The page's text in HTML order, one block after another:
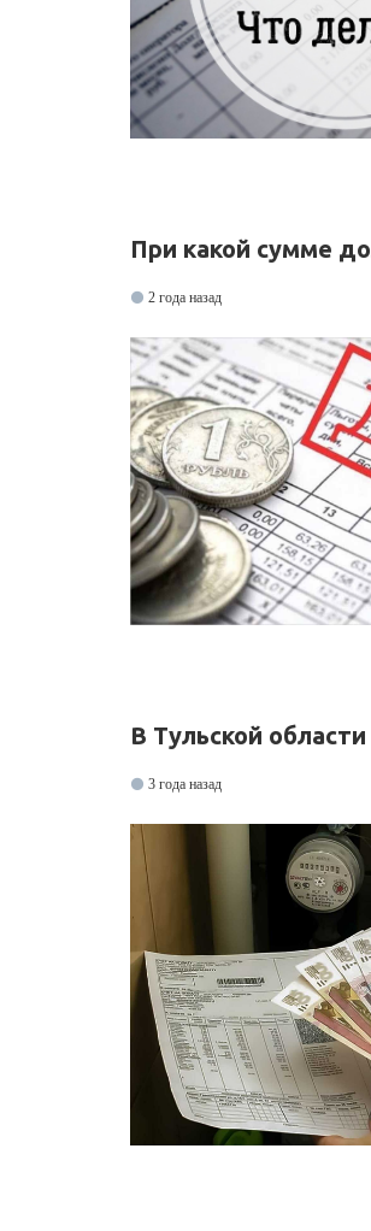
При какой сумме
2 года назад
В Тульской
3 года назад